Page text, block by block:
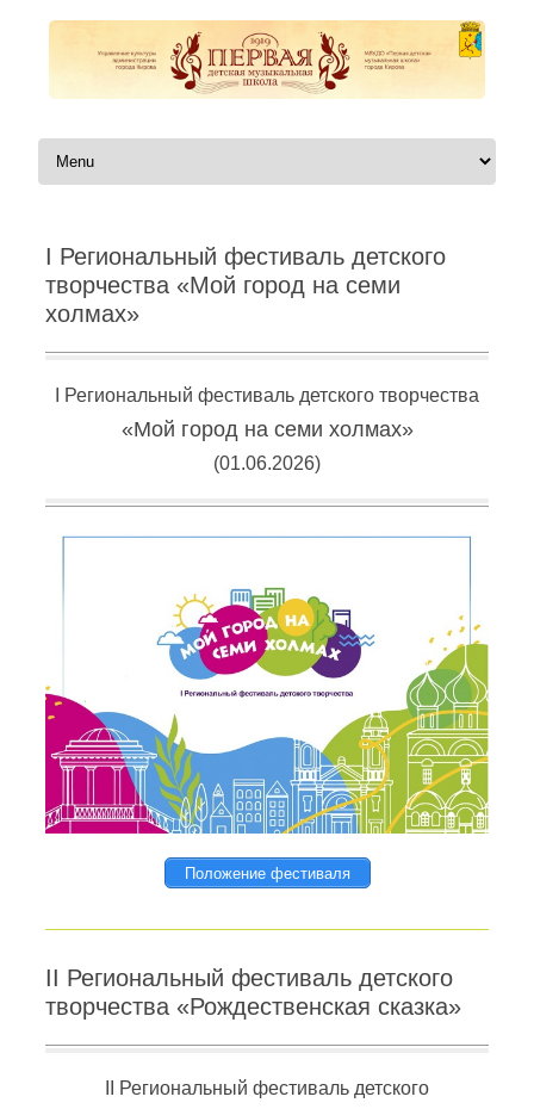
Перейти к содержимому
I Региональный фестиваль детского
творчества «Мой город на семи
холмах»
I Региональный фестиваль детского творчества
«Мой город на семи холмах»
(01.06.2026)
Положение фестиваля
II Региональный фестиваль детского
творчества «Рождественская сказка»
II Региональный фестиваль детского